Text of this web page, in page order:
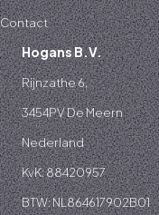
Contact
Hogans B.V.
Rijnzathe 6,
3454PV De Meern
Nederland
KvK: 88420957
BTW: NL864617902B01